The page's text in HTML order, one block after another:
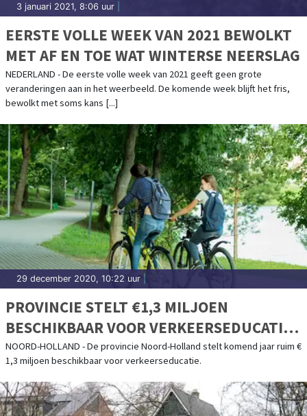
3 januari 2021, 8:06 uur
EERSTE VOLLE WEEK VAN 2021 BEWOLKT
MET AF EN TOE WAT WINTERSE NEERSLAG
NEDERLAND - De eerste volle week van 2021 geeft geen grote
veranderingen aan in het weerbeeld. De komende week blijft het fris,
bewolkt met soms kans [...]
29 december 2020, 10:22 uur
PROVINCIE STELT €1,3 MILJOEN
BESCHIKBAAR VOOR VERKEERSEDUCATIE
AAN JONGEREN
NOORD-HOLLAND - De provincie Noord-Holland stelt komend jaar ruim €
1,3 miljoen beschikbaar voor verkeerseducatie.